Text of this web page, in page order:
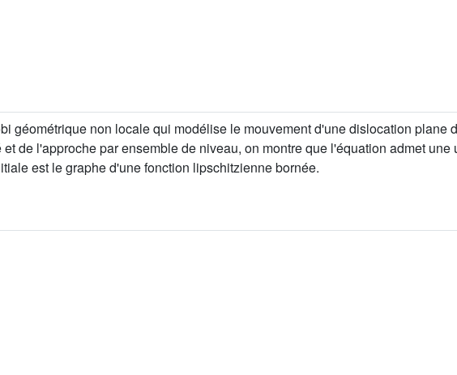
géométrique non locale qui modélise le mouvement d'une dislocation plane
de l'approche par ensemble de niveau, on montre que l'équation admet une
est le graphe d'une fonction lipschitzienne bornée.